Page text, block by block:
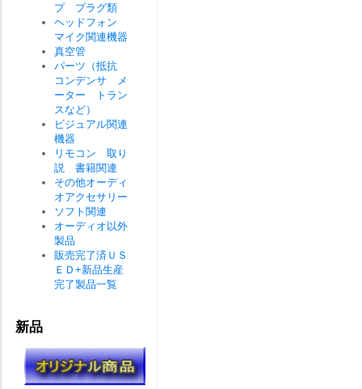
プ プラグ類
ヘッドフォン
マイク関連機器
真空管
パーツ（抵抗
コンデンサ メ
ーター トラン
スなど）
ビジュアル関連
機器
リモコン 取り
説 書籍関連
その他オーディ
オアクセサリー
ソフト関連
オーディオ以外
製品
販売完了済ＵＳ
ＥＤ+新品生産
完了製品一覧
新品